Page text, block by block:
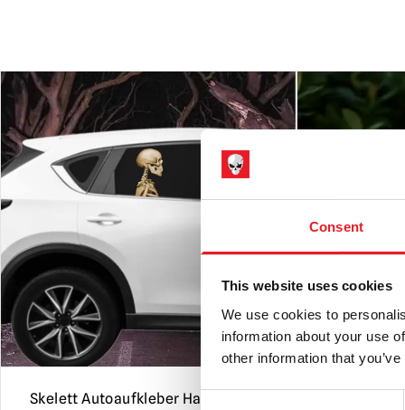
Consent
This website uses cookies
We use cookies to
information about your use
other information that
Skelett Autoaufkleber Halloween